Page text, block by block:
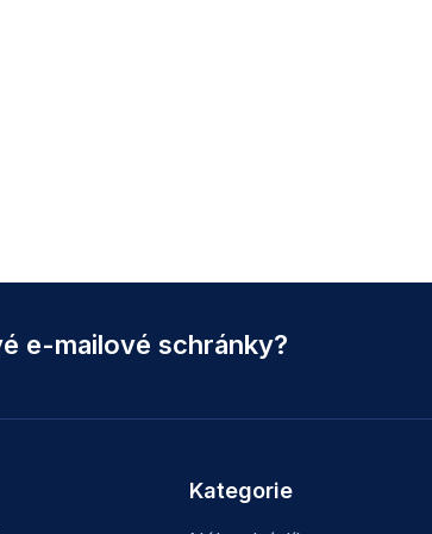
e-mailové schránky?
Kategorie